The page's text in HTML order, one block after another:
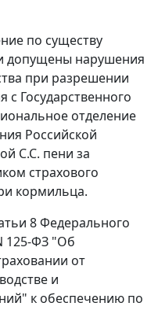
по существу
допущены нарушения
при разрешении
с Государственного
отделение
Российской
С.С. пени за
страхового
кормильца.
8Федерального
125-ФЗ "Об
от
и
к обеспечению по